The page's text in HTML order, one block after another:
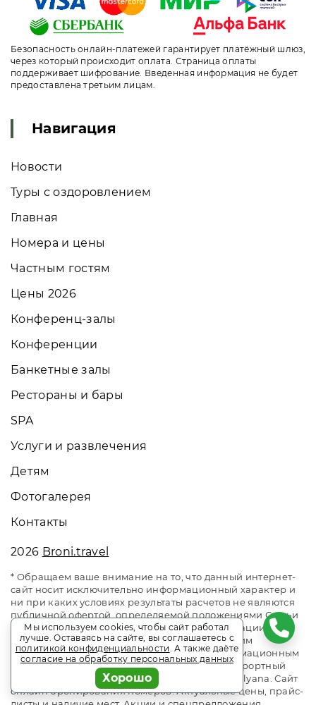
Безопасность онлайн-платежей гарантирует платёжный шлюз,
через который происходит оплата. Страница оплаты
поддерживает шифрование. Введенная информация не будет
предоставлена третьим лицам.
Навигация
Новости
Туры с оздоровлением
Главная
Номера и цены
Частным гостям
Цены 2026
Конференц-залы
Конференции
Банкетные залы
Рестораны и бары
SPA
Услуги и развлечения
Детям
Фотогалерея
Контакты
2026 Broni.travel
* Обращаем ваше внимание на то, что данный интернет-
сайт носит исключительно информационный характер и
ни при каких условиях результаты расчетов не являются
публичной офертой, определяемой положениями Статьи
437 Гражданского кодекса Российской Федерации. За
окончательным расчетом обращайтесь к нашим
менеджерам. Данный ресурс является информационным
сайтом сервиса бронирования Broni.travel. Курортный
комплекс Гранд Отель Поляна / Grand Hotel Polyana. Сайт
онлайн бронирования номеров. Актуальные цены, прайс-
Мы используем cookies, чтобы сайт работал
лучше. Оставаясь на сайте, вы соглашаетесь с
политикой конфиденциальности. А также даёте
согласие на обработку персональных данных
Хорошо